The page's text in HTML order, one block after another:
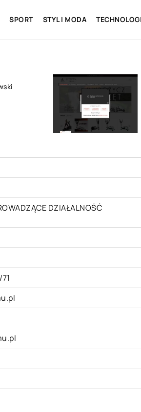
SPORT STYL I MODA
DZIAŁALNOŚĆ